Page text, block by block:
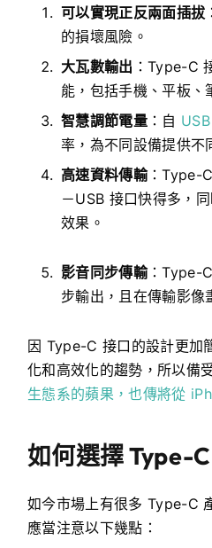
可以實現正反兩面插拔
的損壞風險。
大瓦數輸出 ：Type-C
能，包括手機、平板、
智慧調節電量 ：自
率，為不同設備提供不
高速資料傳輸：Type-
－USB 接口快得多，
效果。
影音同步傳輸：Type-
步輸出，且在傳輸影像
因 Type-C 接口的設計更加
化和高效化的趨勢，所以備
生態系的蘋果，也傳將從
如何選擇 Type-
如今市場上有很多 Type-C
應當注意以下幾點：